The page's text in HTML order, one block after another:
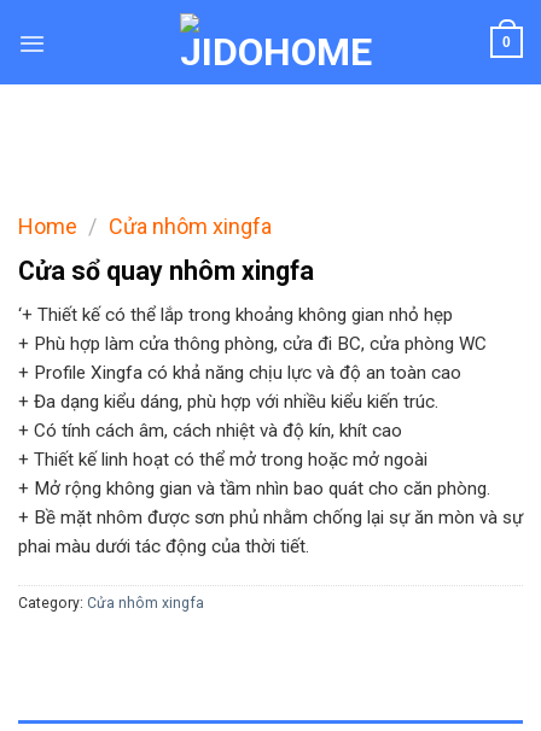
0
Home / Cửa nhôm xingfa
Cửa sổ quay nhôm xingfa
‘+ Thiết kế có thể lắp trong khoảng không gian nhỏ hẹp
+ Phù hợp làm cửa thông phòng, cửa đi BC, cửa phòng WC
+ Profile Xingfa có khả năng chịu lực và độ an toàn cao
+ Đa dạng kiểu dáng, phù hợp với nhiều kiểu kiến trúc.
+ Có tính cách âm, cách nhiệt và độ kín, khít cao
+ Thiết kế linh hoạt có thể mở trong hoặc mở ngoài
+ Mở rộng không gian và tầm nhìn bao quát cho căn phòng.
+ Bề mặt nhôm được sơn phủ nhằm chống lại sự ăn mòn và sự
phai màu dưới tác động của thời tiết.
Category: Cửa nhôm xingfa